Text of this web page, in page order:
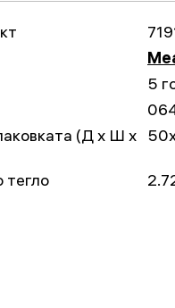
5
(Д x Ш x
тегло